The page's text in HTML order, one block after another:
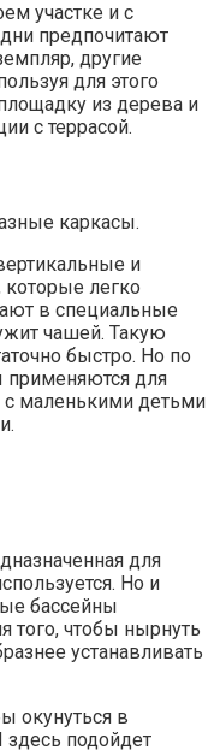
участке и с
предпочитают
другие
для этого
из дерева и
с террасой.
каркасы.
и
которые легко
в специальные
чашей. Такую
быстро. Но по
применяются для
с маленькими детьми
для
Но и
бассейны
того, чтобы нырнуть
устанавливать
окунуться в
подойдет